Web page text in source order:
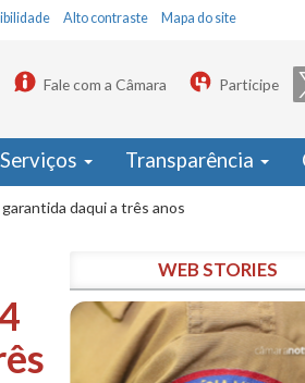
Alto contraste Mapa do site
Fale com a Câmara Participe
Serviços Transparência
daqui a três anos
WEB STORIES